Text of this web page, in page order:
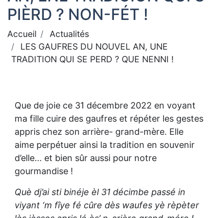
PIÈRD ? NON-FÉT !
Accueil
Actualités
LES GAUFRES DU NOUVEL AN, UNE
TRADITION QUI SE PERD ? QUE NENNI !
Que de joie ce 31 décembre 2022 en voyant
ma fille cuire des gaufres et répéter les gestes
appris chez son arrière- grand-mère. Elle
aime perpétuer ainsi la tradition en souvenir
d’elle... et bien sûr aussi pour notre
gourmandise !
Què dj’ai sti binéje èl 31 décimbe passé in
viyant ‘m fîye fé cûre dès waufes yè rèpèter